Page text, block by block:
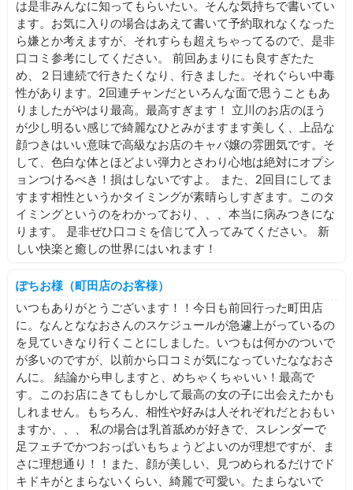
は是非みんなに知ってもらいたい。そんな気持ちで書いてい
ます。お気に入りの場合はあえて書いて予約取れなくなった
ら嫌とか考えますが、それすらも超えちゃってるので、是非
口コミ参考にしてください。 前回あまりにも良すぎたた
め、２日連続で行きたくなり、行きました。それぐらい中毒
性があります。2回連チャンだといろんな面で思うこともあ
りましたがやはり最高。最高すぎます！ 立川のお店のほう
が少し明るい感じで綺麗なひとみがますます美しく、上品な
顔つきはいい意味で高級なお店のキャバ嬢の雰囲気です。そ
して、色白な体とほどよい弾力とさわり心地は絶対にオプシ
ョンつけるべき！損はしないですよ。 また、2回目にしてま
すます相性というかタイミングが素晴らしすぎます。このタ
イミングというのをわかっており、、、本当に病みつきにな
ります。 是非ぜひ口コミを信じて入ってみてください。 新
しい快楽と癒しの世界にはいれます！
ぽちお様（町田店のお客様）
いつもありがとうございます！！今日も前回行った町田店
に。なんとななおさんのスケジュールが急遽上がっているの
を見ていきなり行くことにしました。いつもは何かのついで
が多いのですが、以前から口コミが気になっていたななおさ
んに。 結論から申しますと、めちゃくちゃいい！最高で
す。このお店にきてもしかして最高の女の子に出会えたかも
しれません。もちろん、相性や好みは人それぞれだとおもい
ますか、、、 私の場合は乳首舐めが好きで、スレンダーで
足フェチでかつおっぱいもちょうどよいのが理想ですが、ま
さに理想通り！！また、顔が美しい、見つめられるだけでド
キドキがとまらないくらい、綺麗で可愛い。たまらないで